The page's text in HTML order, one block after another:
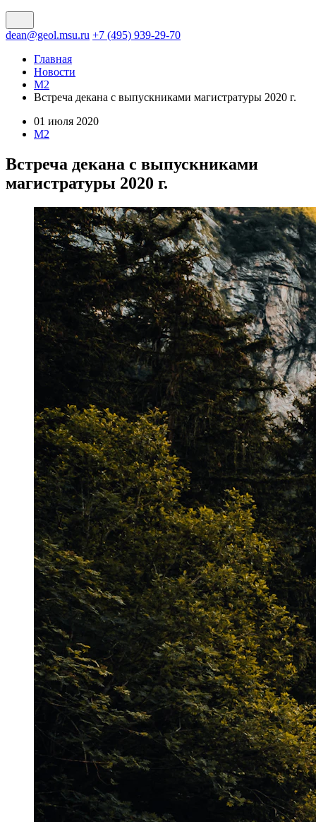
dean@geol.msu.ru +7 (495) 939-29-70
Главная
Новости
M2
Встреча декана с выпускниками магистратуры 2020 г.
01 июля 2020
M2
Встреча декана с выпускниками
магистратуры 2020 г.